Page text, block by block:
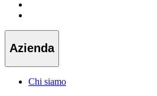
Azienda
Chi siamo